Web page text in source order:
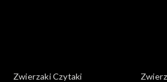
Zwierzaki Czytaki